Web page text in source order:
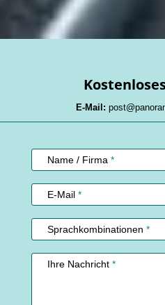
E-Mail:
Name / Firma *
E-Mail *
Sprachkombinationen *
Ihre Nachricht *